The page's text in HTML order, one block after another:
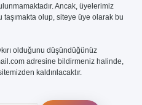
Ancak, üyelerimiz
taşımakta olup, siteye üye olarak bu
olduğunu düşündüğünüz
adresine bildirmeniz halinde,
kaldırılacaktır.